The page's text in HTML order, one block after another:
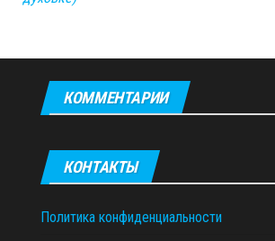
КОММЕНТАРИИ
КОНТАКТЫ
Политика конфиденциальности